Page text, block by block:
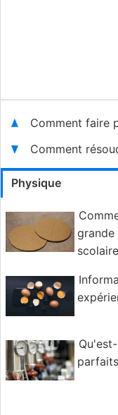
Comment faire
Comment
Physique
scolaire